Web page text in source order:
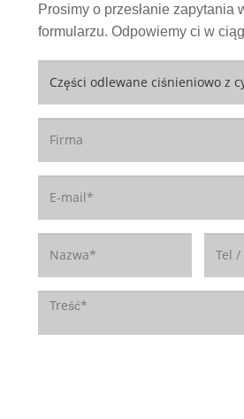
Prosimy o przesłanie zapytania
formularzu. Odpowiemy ci w